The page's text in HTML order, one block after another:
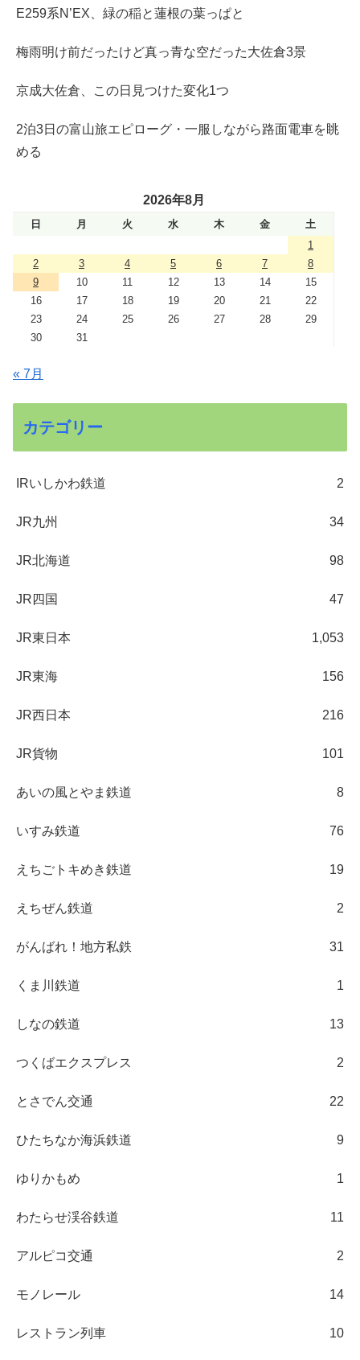
E259系N’EX、緑の稲と蓮根の葉っぱと
梅雨明け前だったけど真っ青な空だった大佐倉3景
京成大佐倉、この日見つけた変化1つ
2泊3日の富山旅エピローグ・一服しながら路面電車を眺
める
2026年8月
日 月 火 水 木 金
土
1
2
3 4 5 6 7
8
9
10 11 12 13 14
15
16
17 18 19 20 21
22
23
24 25 26 27 28
29
30
31
« 7月
カテゴリー
IRいしかわ鉄道 2
JR九州 34
JR北海道 98
JR四国 47
JR東日本 1,053
JR東海 156
JR西日本 216
JR貨物 101
あいの風とやま鉄道 8
いすみ鉄道 76
えちごトキめき鉄道 19
えちぜん鉄道 2
がんばれ！地方私鉄 31
くま川鉄道 1
しなの鉄道 13
つくばエクスプレス 2
とさでん交通 22
ひたちなか海浜鉄道 9
ゆりかもめ 1
わたらせ渓谷鉄道 11
アルピコ交通 2
モノレール 14
レストラン列車 10